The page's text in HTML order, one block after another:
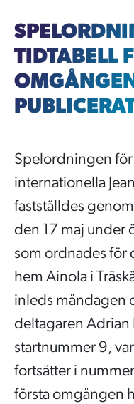
TIDTABELL
Spelordningen för
internationella
fastställdes
den 17 maj under
som ordnades för
hem Ainola i
inleds måndagen
deltagaren Adrian
startnummer 9,
fortsätter i
första omgången